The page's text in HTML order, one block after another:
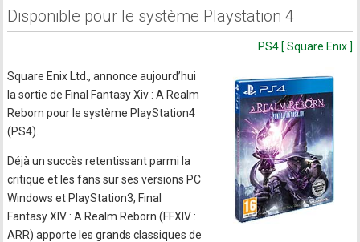
Disponible pour le système Playstation 4
PS4 [ Square Enix ]
Square Enix Ltd., annonce aujourd’hui
la sortie de Final Fantasy Xiv : A Realm
Reborn pour le système PlayStation4
(PS4).
Déjà un succès retentissant parmi la
critique et les fans sur ses versions PC
Windows et PlayStation3, Final
Fantasy XIV : A Realm Reborn (FFXIV :
ARR) apporte les grands classiques de